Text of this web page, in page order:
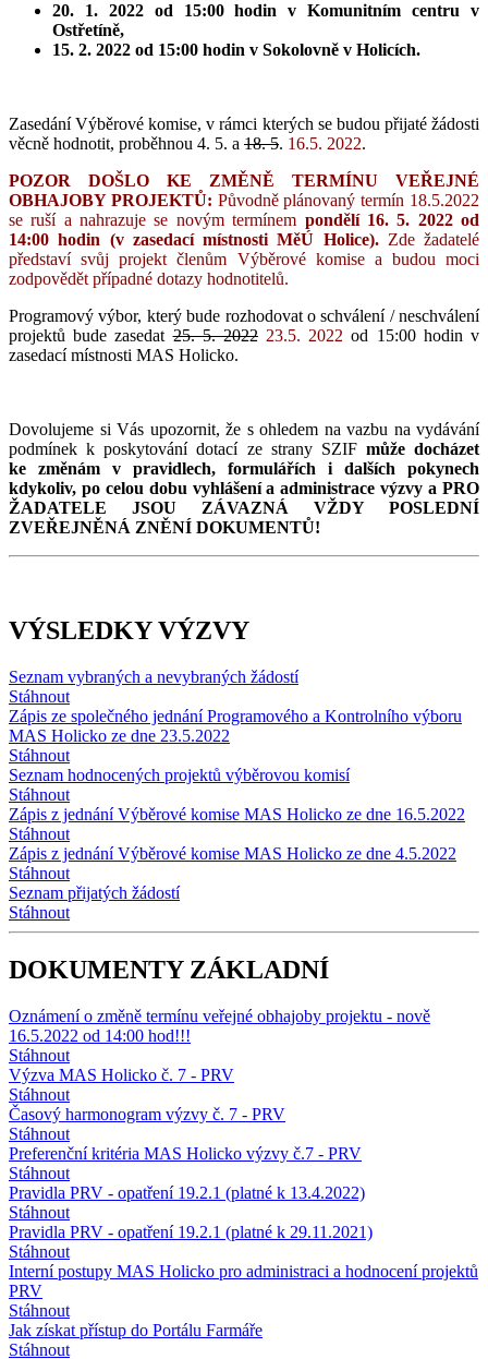
20. 1. 2022 od 15:00 hodin v Komunitním centru v
Ostřetíně,
15. 2. 2022 od 15:00 hodin v Sokolovně v Holicích.
Zasedání Výběrové komise, v rámci kterých se budou přijaté žádosti
věcně hodnotit, proběhnou 4. 5. a 18. 5. 16.5. 2022.
POZOR DOŠLO KE ZMĚNĚ TERMÍNU VEŘEJNÉ
OBHAJOBY PROJEKTŮ: Původně plánovaný termín 18.5.2022
se ruší a nahrazuje se novým termínem pondělí 16. 5. 2022 od
14:00 hodin (v zasedací místnosti MěÚ Holice). Zde žadatelé
představí svůj projekt členům Výběrové komise a budou moci
zodpovědět případné dotazy hodnotitelů.
Programový výbor, který bude rozhodovat o schválení / neschválení
projektů bude zasedat25. 5. 2022 23.5. 2022 od 15:00 hodin v
zasedací místnosti MAS Holicko.
Dovolujeme si Vás upozornit, že s ohledem na vazbu na vydávání
podmínek k poskytování dotací ze strany SZIF může docházet
ke změnám v pravidlech, formulářích i dalších pokynech
kdykoliv, po celou dobu vyhlášení a administrace výzvy a PRO
ŽADATELE JSOU ZÁVAZNÁ VŽDY POSLEDNÍ
ZVEŘEJNĚNÁ ZNĚNÍ DOKUMENTŮ!
VÝSLEDKY VÝZVY
Seznam vybraných a nevybraných žádostí
Stáhnout
Zápis ze společného jednání Programového a Kontrolního výboru
MAS Holicko ze dne 23.5.2022
Stáhnout
Seznam hodnocených projektů výběrovou komisí
Stáhnout
Zápis z jednání Výběrové komise MAS Holicko ze dne 16.5.2022
Stáhnout
Zápis z jednání Výběrové komise MAS Holicko ze dne 4.5.2022
Stáhnout
Seznam přijatých žádostí
Stáhnout
DOKUMENTY ZÁKLADNÍ
Oznámení o změně termínu veřejné obhajoby projektu - nově
16.5.2022 od 14:00 hod!!!
Stáhnout
Výzva MAS Holicko č. 7 - PRV
Stáhnout
Časový harmonogram výzvy č. 7 - PRV
Stáhnout
Preferenční kritéria MAS Holicko výzvy č.7 - PRV
Stáhnout
Pravidla PRV - opatření 19.2.1 (platné k 13.4.2022)
Stáhnout
Pravidla PRV - opatření 19.2.1 (platné k 29.11.2021)
Stáhnout
Interní postupy MAS Holicko pro administraci a hodnocení projektů
PRV
Stáhnout
Jak získat přístup do Portálu Farmáře
Stáhnout